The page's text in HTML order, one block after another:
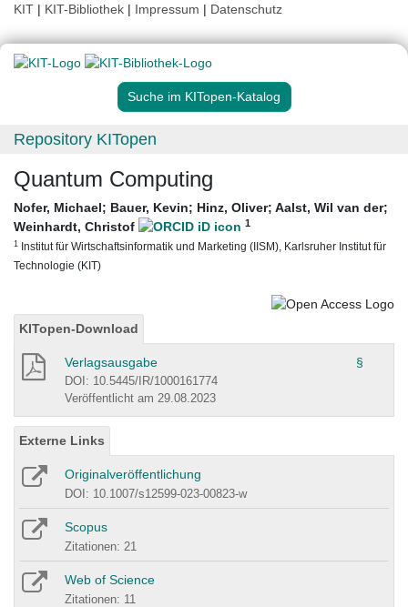
KIT | KIT-Bibliothek | Impressum | Datenschutz
Suche im KITopen-Katalog
Repository KITopen
Quantum Computing
Nofer, Michael; Bauer, Kevin; Hinz, Oliver; Aalst, Wil van der;
Weinhardt, Christof
1
1 Institut für Wirtschaftsinformatik und Marketing (IISM), Karlsruher Institut für
Technologie (KIT)
KITopen-Download
Verlagsausgabe §
DOI: 10.5445/IR/1000161774
Veröffentlicht am 29.08.2023
Externe Links
Originalveröffentlichung
DOI: 10.1007/s12599-023-00823-w
Scopus
Zitationen: 21
Web of Science
Zitationen: 11